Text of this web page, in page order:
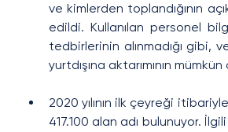
ve kimlerden toplandığının
edildi. Kullanılan personel
tedbirlerinin alınmadığı gibi,
yurtdışına aktarımının
2020 yılının ilk çeyreği
417.100 alan adı bulunuyor.